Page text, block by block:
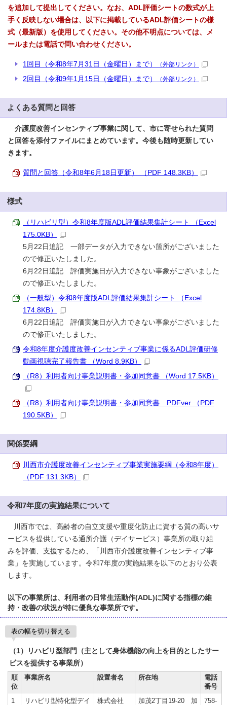
を追加して提出してください。なお、ADL評価シートの数式が上
手く反映しない場合は、以下に掲載しているADL評価シートの様
式（最新版）を使用してください。その他不明点については、メ
ールまたは電話で問い合わせください。
1回目（令和8年7月31日（金曜日）まで） （外部リンク）
2回目（令和9年1月15日（金曜日）まで） （外部リンク）
よくある質問と回答
介護度改善インセンティブ事業に関して、市に寄せられた質問
と回答を添付ファイルにまとめています。今後も随時更新してい
きます。
質問と回答（令和8年6月18日更新） （PDF 148.3KB）
様式
（リハビリ型）令和8年度版ADL評価結果集計シート （Excel
175.0KB）
5月22日追記 一部データが入力できない箇所がございました
ので修正いたしました。
6月22日追記 評価実施日が入力できない事象がございました
ので修正いたしました。
（一般型）令和8年度版ADL評価結果集計シート （Excel
174.8KB）
6月22日追記 評価実施日が入力できない事象がございました
ので修正いたしました。
令和8年度介護度改善インセンティブ事業に係るADL評価研修
動画視聴完了報告書 （Word 8.9KB）
（R8）利用者向け事業説明書・参加同意書 （Word 17.5KB）
（R8）利用者向け事業説明書・参加同意書 PDFver （PDF
190.5KB）
関係要綱
川西市介護度改善インセンティブ事業実施要綱（令和8年度）
（PDF 131.3KB）
令和7年度の実施結果について
川西市では、高齢者の自立支援や重度化防止に資する質の高いサ
ービスを提供している通所介護（デイサービス）事業所の取り組
みを評価、支援するため、「川西市介護度改善インセンティブ事
業」を実施しています。令和7年度の実施結果を以下のとおり公表
します。
以下の事業所は、利用者の日常生活動作(ADL)に関する指標の維
持・改善の状況が特に優良な事業所です。
表の幅を切り替える
（1）リハビリ型部門（主として身体機能の向上を目的としたサー
ビスを提供する事業所）
順
位
事業所名 設置者名 所在地
電話
番号
1
リハビリ型特化型デイ
株式会社
加茂2丁目19-20 加
758-